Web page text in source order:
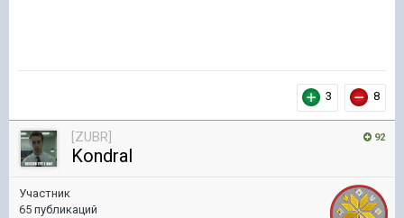
3 8
92
[ZUBR]
KondraI
Участник
65 публикаций